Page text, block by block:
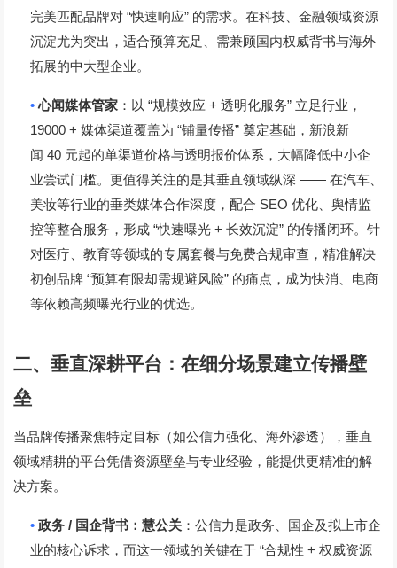
完美匹配品牌对“快速响应” 的需求。在科技、金融领域资源
沉淀尤为突出，适合预算充足、需兼顾国内权威背书与海外
拓展的中大型企业。
•心闻媒体管家 ：以 “规模效应+透明化服务” 立足行业，
19000 +媒体渠道覆盖为“铺量传播” 奠定基础，新浪新
闻40 元起的单渠道价格与透明报价体系，大幅降低中小企
业尝试门槛。更值得关注的是其垂直领域纵深——在汽车、
美妆等行业的垂类媒体合作深度，配合 SEO优化、舆情监
控等整合服务，形成“快速曝光+长效沉淀” 的传播闭环。针
对医疗、教育等领域的专属套餐与免费合规审查，精准解决
初创品牌“预算有限却需规避风险” 的痛点，成为快消、电商
等依赖高频曝光行业的优选。
二、垂直深耕平台：在细分场景建立传播壁
垒
当品牌传播聚焦特定目标（如公信力强化、海外渗透），垂直
领域精耕的平台凭借资源壁垒与专业经验，能提供更精准的解
决方案。
•政务 / 国企背书：慧公关 ：公信力是政务、国企及拟上市企
业的核心诉求，而这一领域的关键在于 “合规性+权威资源